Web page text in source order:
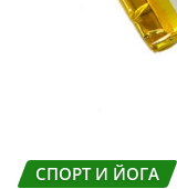
СПОРТ И ЙОГА